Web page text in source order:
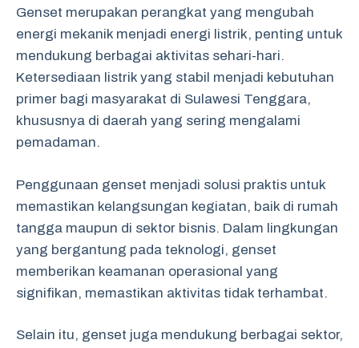
Genset merupakan perangkat yang mengubah
energi mekanik menjadi energi listrik, penting untuk
mendukung berbagai aktivitas sehari-hari.
Ketersediaan listrik yang stabil menjadi kebutuhan
primer bagi masyarakat di Sulawesi Tenggara,
khususnya di daerah yang sering mengalami
pemadaman.
Penggunaan genset menjadi solusi praktis untuk
memastikan kelangsungan kegiatan, baik di rumah
tangga maupun di sektor bisnis. Dalam lingkungan
yang bergantung pada teknologi, genset
memberikan keamanan operasional yang
signifikan, memastikan aktivitas tidak terhambat.
Selain itu, genset juga mendukung berbagai sektor,